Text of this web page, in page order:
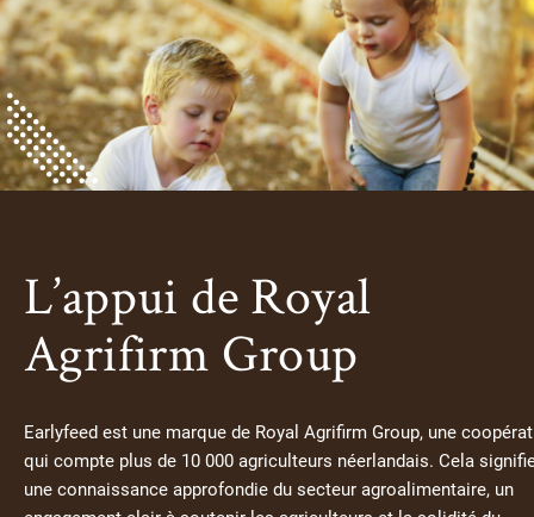
L’appui de Royal
Agrifirm Group
Earlyfeed est une marque de Royal Agrifirm Group, une
qui compte plus de 10 000 agriculteurs néerlandais. Cela
une connaissance approfondie du secteur agroalimentaire, un